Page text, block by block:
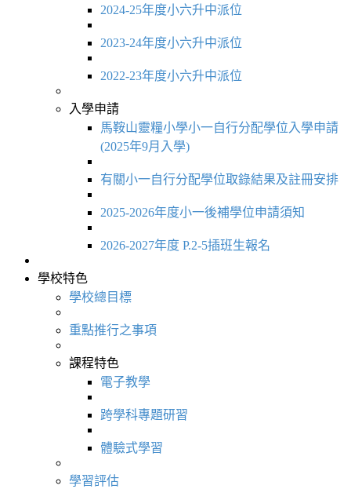
2024-25年度小六升中派位
2023-24年度小六升中派位
2022-23年度小六升中派位
入學申請
馬鞍山靈糧小學小一自行分配學位入學申請
(2025年9月入學)
有關小一自行分配學位取錄結果及註冊安排
2025-2026年度小一後補學位申請須知
2026-2027年度 P.2-5插班生報名
學校特色
學校總目標
重點推行之事項
課程特色
電子教學
跨學科專題研習
體驗式學習
學習評估